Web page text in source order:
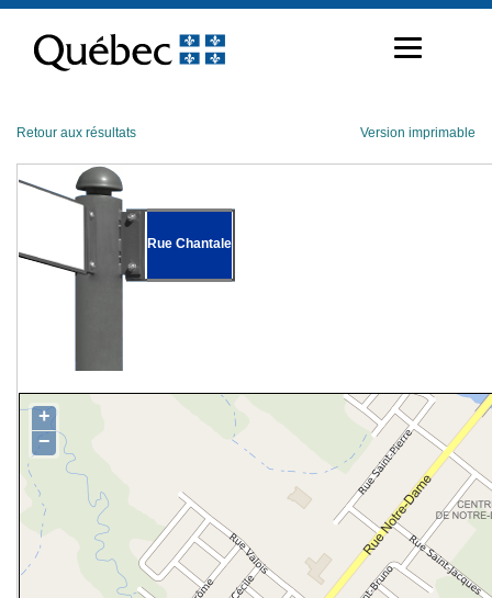
contenu
Retour aux résultats Version imprimable
Rue Chantale
+
−